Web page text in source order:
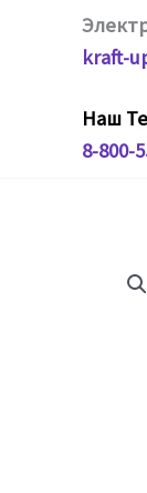
kraft-
Наш
8-800-